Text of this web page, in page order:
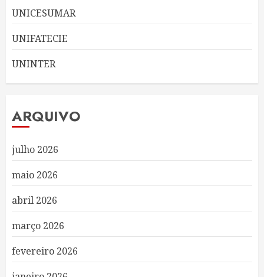
UNICESUMAR
UNIFATECIE
UNINTER
ARQUIVO
julho 2026
maio 2026
abril 2026
março 2026
fevereiro 2026